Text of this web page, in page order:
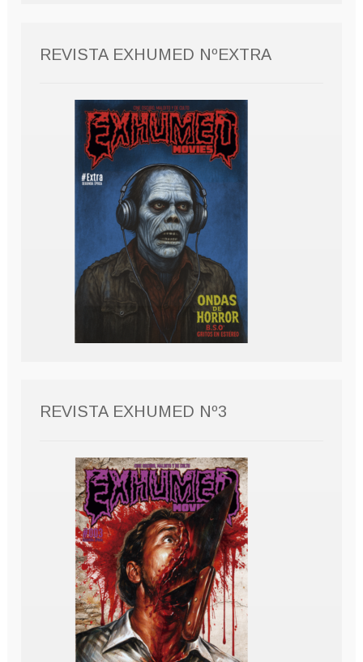
REVISTA EXHUMED NºEXTRA
REVISTA EXHUMED Nº3